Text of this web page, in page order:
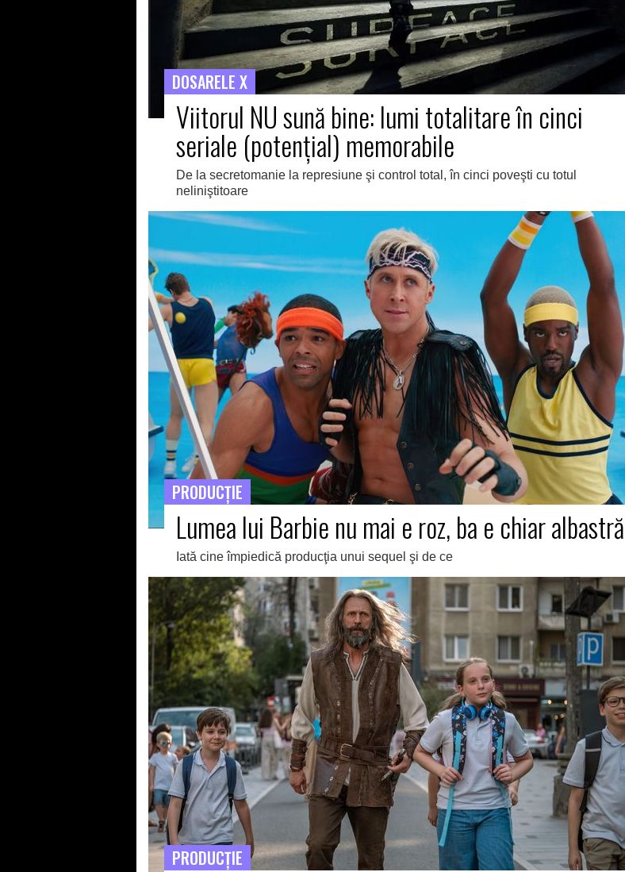
DOSARELE X
Viitorul NU sună bine: lumi totalitare în cinci
seriale (potenţial) memorabile
De la secretomanie la represiune şi control total, în cinci poveşti cu totul
neliniştitoare
PRODUCŢIE
Lumea lui Barbie nu mai e roz, ba e chiar albastră
Iată cine împiedică producţia unui sequel şi de ce
PRODUCŢIE